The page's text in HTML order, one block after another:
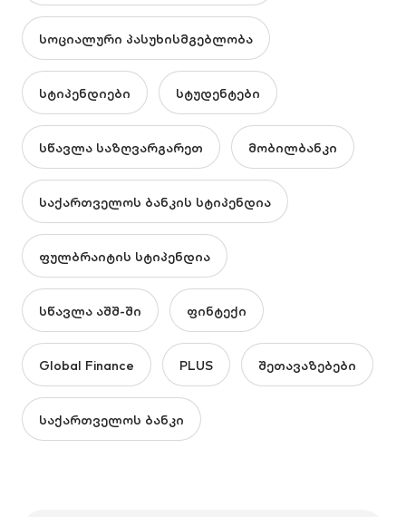
სოციალური პასუხისმგებლობა
სტიპენდიები სტუდენტები
სწავლა საზღვარგარეთ მობილბანკი
საქართველოს ბანკის სტიპენდია
ფულბრაიტის სტიპენდია
სწავლა აშშ-ში ფინტექი
Global Finance PLUS შეთავაზებები
საქართველოს ბანკი